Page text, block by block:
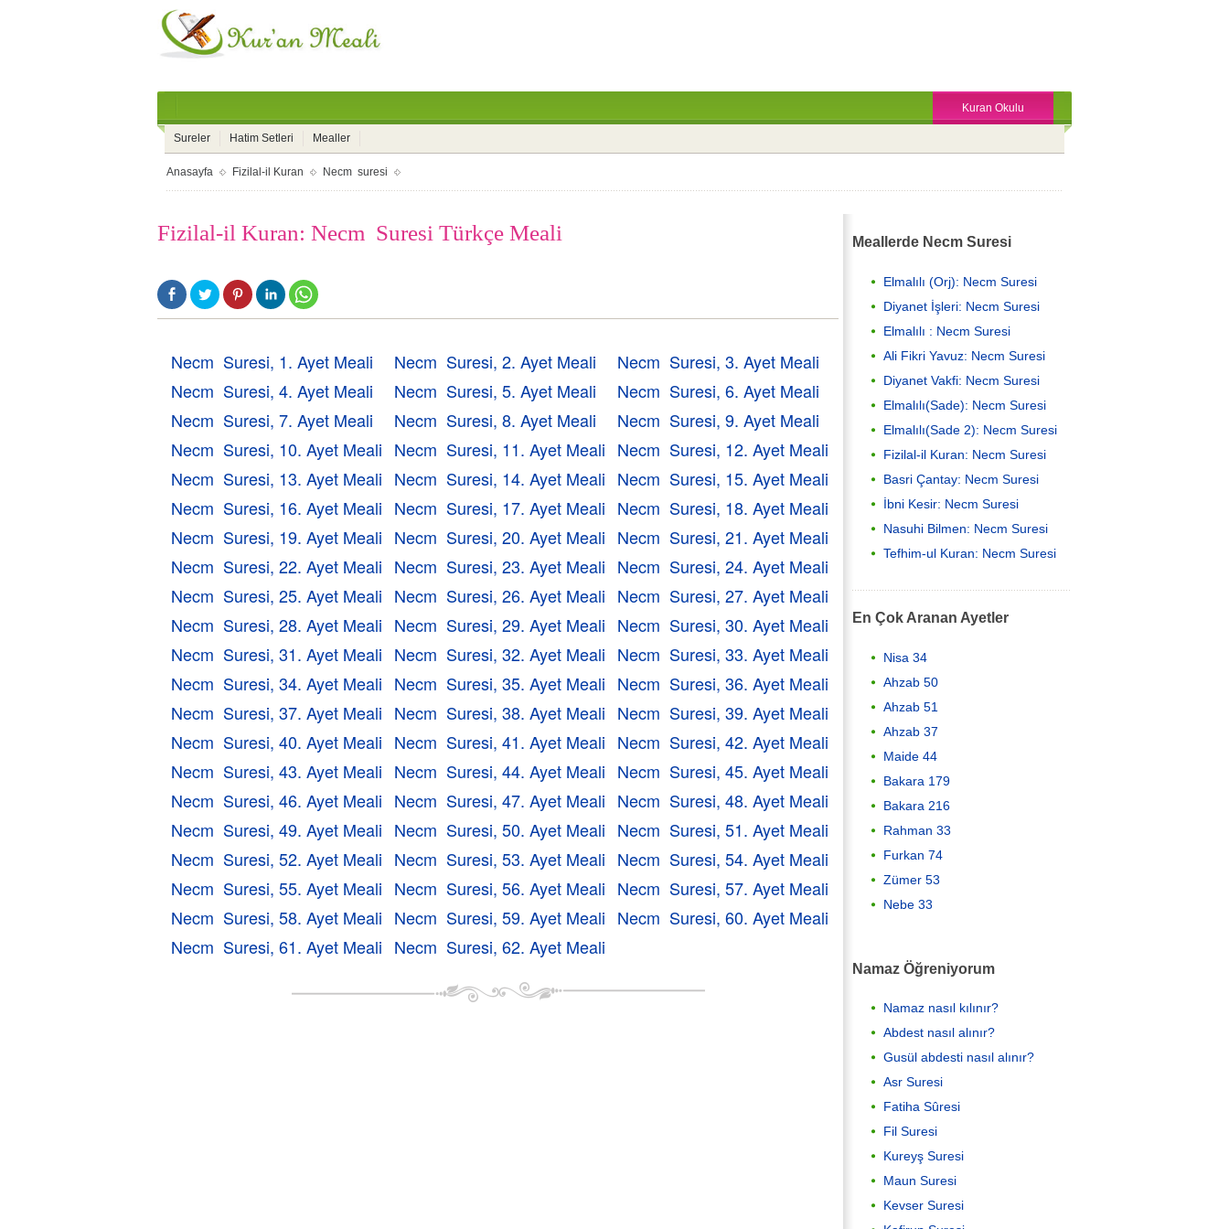
Kuran Okulu
Sureler Hatim Setleri Mealler
Anasayfa Fizilal-il Kuran Necm suresi
Fizilal-il Kuran: Necm Suresi Türkçe Meali
Necm Suresi, 1. Ayet Meali Necm Suresi, 2. Ayet Meali
Necm Suresi, 3. Ayet Meali
Necm Suresi, 4. Ayet Meali
Necm Suresi, 5. Ayet Meali
Necm Suresi, 6. Ayet Meali
Necm Suresi, 7. Ayet Meali
Necm Suresi, 8. Ayet Meali
Necm Suresi, 9. Ayet Meali
Necm Suresi, 10. Ayet Meali Necm Suresi, 11. Ayet Meali Necm Suresi, 12. Ayet Meali
Necm Suresi, 13. Ayet Meali Necm Suresi, 14. Ayet Meali Necm Suresi, 15. Ayet Meali
Necm Suresi, 16. Ayet Meali Necm Suresi, 17. Ayet Meali Necm Suresi, 18. Ayet Meali
Necm Suresi, 19. Ayet Meali Necm Suresi, 20. Ayet Meali Necm Suresi, 21. Ayet Meali
Necm Suresi, 22. Ayet Meali Necm Suresi, 23. Ayet Meali Necm Suresi, 24. Ayet Meali
Necm Suresi, 25. Ayet Meali Necm Suresi, 26. Ayet Meali Necm Suresi, 27. Ayet Meali
Necm Suresi, 28. Ayet Meali Necm Suresi, 29. Ayet Meali Necm Suresi, 30. Ayet Meali
Necm Suresi, 31. Ayet Meali Necm Suresi, 32. Ayet Meali Necm Suresi, 33. Ayet Meali
Necm Suresi, 34. Ayet Meali Necm Suresi, 35. Ayet Meali Necm Suresi, 36. Ayet Meali
Necm Suresi, 37. Ayet Meali Necm Suresi, 38. Ayet Meali Necm Suresi, 39. Ayet Meali
Necm Suresi, 40. Ayet Meali Necm Suresi, 41. Ayet Meali Necm Suresi, 42. Ayet Meali
Necm Suresi, 43. Ayet Meali Necm Suresi, 44. Ayet Meali Necm Suresi, 45. Ayet Meali
Necm Suresi, 46. Ayet Meali Necm Suresi, 47. Ayet Meali Necm Suresi, 48. Ayet Meali
Necm Suresi, 49. Ayet Meali Necm Suresi, 50. Ayet Meali Necm Suresi, 51. Ayet Meali
Necm Suresi, 52. Ayet Meali Necm Suresi, 53. Ayet Meali Necm Suresi, 54. Ayet Meali
Necm Suresi, 55. Ayet Meali Necm Suresi, 56. Ayet Meali Necm Suresi, 57. Ayet Meali
Necm Suresi, 58. Ayet Meali Necm Suresi, 59. Ayet Meali Necm Suresi, 60. Ayet Meali
Necm Suresi, 61. Ayet Meali Necm Suresi, 62. Ayet Meali
Meallerde Necm Suresi
Elmalılı (Orj): Necm Suresi
Diyanet İşleri: Necm Suresi
Elmalılı : Necm Suresi
Ali Fikri Yavuz: Necm Suresi
Diyanet Vakfi: Necm Suresi
Elmalılı(Sade): Necm Suresi
Elmalılı(Sade 2): Necm Suresi
Fizilal-il Kuran: Necm Suresi
Basri Çantay: Necm Suresi
İbni Kesir: Necm Suresi
Nasuhi Bilmen: Necm Suresi
Tefhim-ul Kuran: Necm Suresi
En Çok Aranan Ayetler
Nisa 34
Ahzab 50
Ahzab 51
Ahzab 37
Maide 44
Bakara 179
Bakara 216
Rahman 33
Furkan 74
Zümer 53
Nebe 33
Namaz Öğreniyorum
Namaz nasıl kılınır?
Abdest nasıl alınır?
Gusül abdesti nasıl alınır?
Asr Suresi
Fatiha Sûresi
Fil Suresi
Kureyş Suresi
Maun Suresi
Kevser Suresi